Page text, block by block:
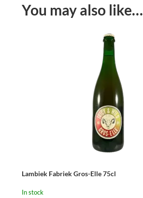
You may also like…
Lambiek Fabriek Gros-Elle 75cl
In stock